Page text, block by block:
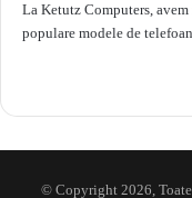
La Ketutz Computers,
populare modele de
© Copyright 2026,